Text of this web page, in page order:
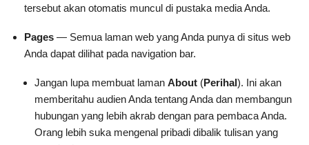
tersebut akan otomatis muncul di pustaka media Anda.
Pages — Semua laman web yang Anda punya di situs web
Anda dapat dilihat pada navigation bar.
Jangan lupa membuat laman About (Perihal). Ini akan
memberitahu audien Anda tentang Anda dan membangun
hubungan yang lebih akrab dengan para pembaca Anda.
Orang lebih suka mengenal pribadi dibalik tulisan yang